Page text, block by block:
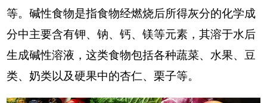
等。碱性食物是指食物经燃烧后所得灰分的化学成
分中主要含有钾、钠、钙、镁等元素，其溶于水后
生成碱性溶液，这类食物包括各种蔬菜、水果、豆
类、奶类以及硬果中的杏仁、栗子等。